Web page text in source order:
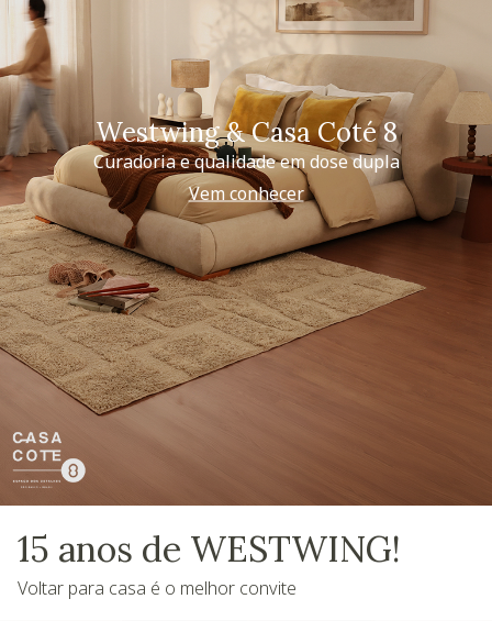
Westwing & Casa Coté 8
Curadoria e qualidade em dose dupla
Vem conhecer
15 anos de WESTWING!
Voltar para casa é o melhor convite